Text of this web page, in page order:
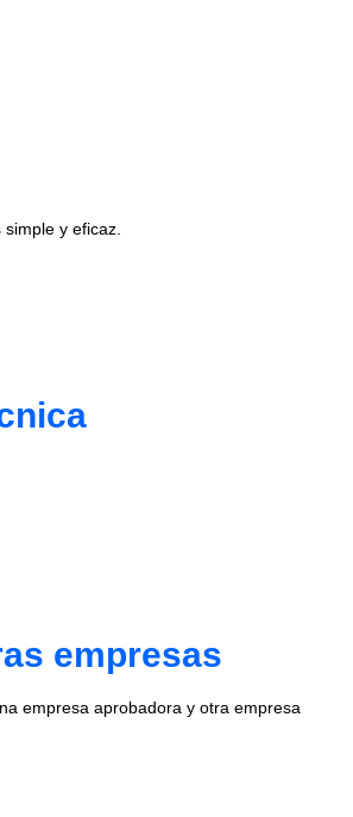
y eficaz.
empresas
empresa aprobadora y otra empresa